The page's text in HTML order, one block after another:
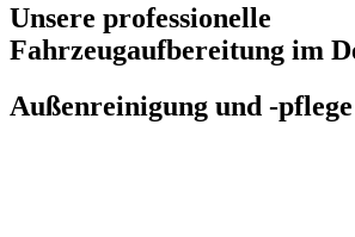
Unsere professionelle
Fahrzeugaufbereitung im
Außenreinigung und -pflege